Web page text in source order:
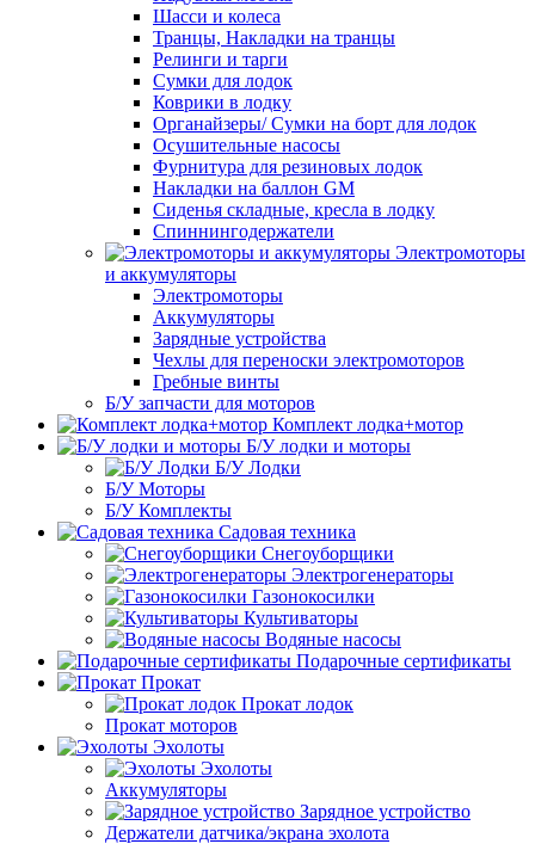
Шасси и колеса
Транцы, Накладки на транцы
Релинги и тарги
Сумки для лодок
Коврики в лодку
Органайзеры/ Сумки на борт для лодок
Осушительные насосы
Фурнитура для резиновых лодок
Накладки на баллон GM
Сиденья складные, кресла в лодку
Спиннингодержатели
Электромоторы
и аккумуляторы
Электромоторы
Аккумуляторы
Зарядные устройства
Чехлы для переноски электромоторов
Гребные винты
Б/У запчасти для моторов
Комплект лодка+мотор
Б/У лодки и моторы
Б/У Лодки
Б/У Моторы
Б/У Комплекты
Садовая техника
Снегоуборщики
Электрогенераторы
Газонокосилки
Культиваторы
Водяные насосы
Подарочные сертификаты
Прокат
Прокат лодок
Прокат моторов
Эхолоты
Эхолоты
Аккумуляторы
Зарядное устройство
Держатели датчика/экрана эхолота